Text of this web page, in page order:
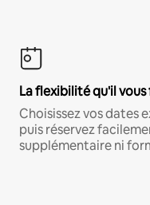
La flexibilité qu'il
Choisissez vos dates
puis réservez
supplémentaire ni